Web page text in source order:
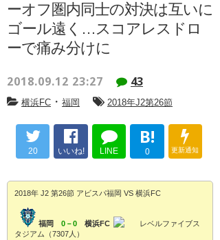
ーオフ圏内同士の対決は互いに
ゴール遠く…スコアレスドロ
ーで痛み分けに
2018.09.12 23:27 43
横浜FC ・ 福岡 2018年J2第26節
20 いいね! LINE
B!
0 更新通知
2018年 J2 第26節 アビスパ福岡 VS 横浜FC
福岡 0－0 横浜FC
レベルファイブス
タジアム（7307人）